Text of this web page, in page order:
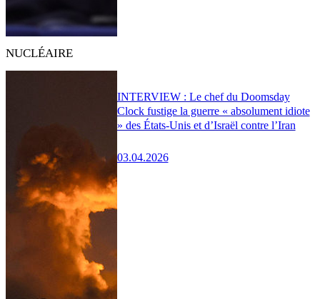
NUCLÉAIRE
INTERVIEW : Le chef du Doomsday
Clock fustige la guerre « absolument idiote
» des États-Unis et d’Israël contre l’Iran
03.04.2026